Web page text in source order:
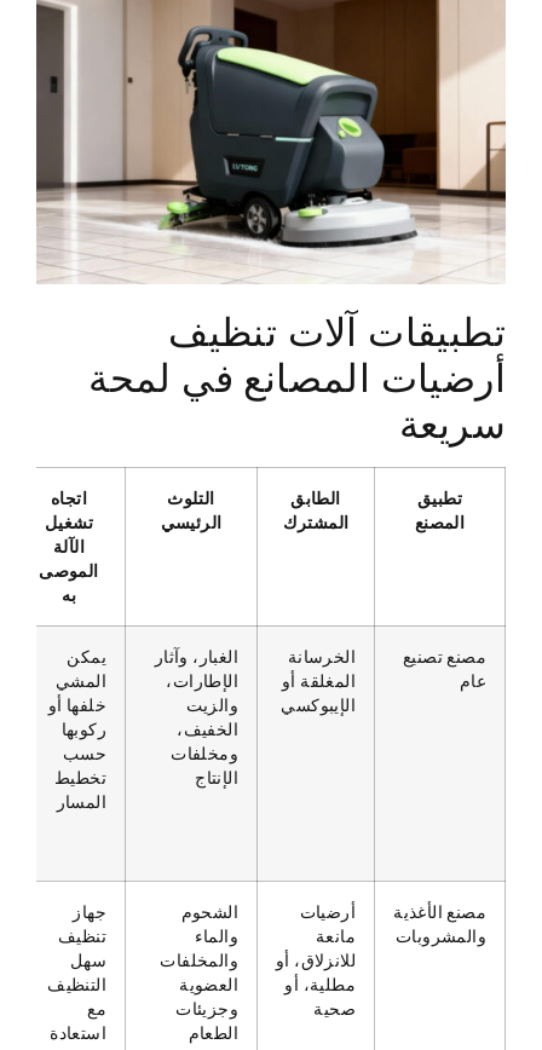
تطبيقات آلات تنظيف
أرضيات المصانع في لمحة
سريعة
تطبيق
المصنع
الطابق
المشترك
التلوث
الرئيسي
اتجاه
تشغيل
الآلة
الموصى
به
مصنع تصنيع
عام
الخرسانة
المغلقة أو
الإيبوكسي
الغبار، وآثار
الإطارات،
والزيت
الخفيف،
ومخلفات
الإنتاج
يمكن
المشي
خلفها أو
ركوبها
حسب
تخطيط
المسار
مصنع الأغذية
والمشروبات
أرضيات
مانعة
للانزلاق، أو
مطلية، أو
صحية
الشحوم
والماء
والمخلفات
العضوية
وجزيئات
الطعام
جهاز
تنظيف
سهل
التنظيف
مع
استعادة